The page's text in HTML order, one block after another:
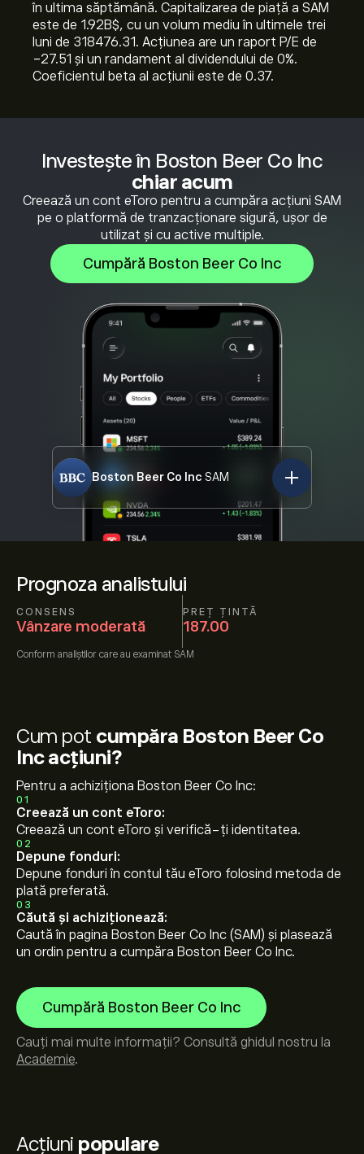
Prognoza analistului
CONSENS
Vânzare moderată
PREȚ ȚINTĂ
187.00
Conform analiștilor care au examinat SAM
Investește în Boston Beer Co Inc
chiar acum
Creează un cont eToro pentru a cumpăra acțiuni SAM
pe o platformă de tranzacționare sigură, ușor de
utilizat și cu active multiple.
Cumpără Boston Beer Co Inc
Boston Beer Co Inc SAM
Acțiuni populare
în ultima săptămână. Capitalizarea de piață a SAM
este de 1.92B‎$‎, cu un volum mediu în ultimele trei
luni de 318476.31. Acțiunea are un raport P/E de
-27.51 și un randament al dividendului de 0%.
Coeficientul beta al acțiunii este de 0.37.
Cum pot cumpăra Boston Beer Co
Inc acțiuni?
Pentru a achiziționa Boston Beer Co Inc:
01
Creează un cont eToro:
Creează un cont eToro și verifică-ți identitatea.
02
Depune fonduri:
Depune fonduri în contul tău eToro folosind metoda de
plată preferată.
03
Căută și achiziționează:
Caută în pagina Boston Beer Co Inc (SAM) și plasează
un ordin pentru a cumpăra Boston Beer Co Inc.
Cumpără Boston Beer Co Inc
Cauți mai multe informații? Consultă ghidul nostru la
Academie.